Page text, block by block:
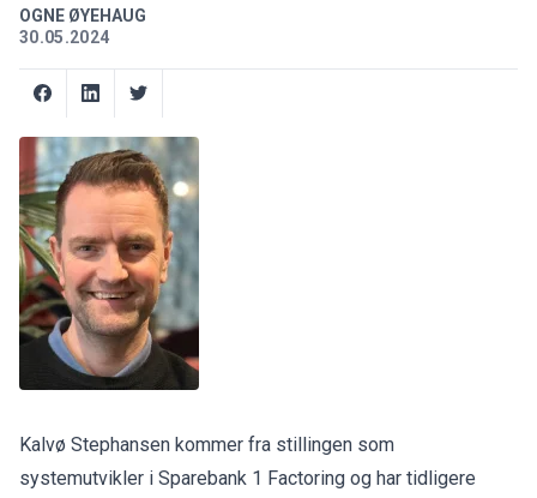
OGNE ØYEHAUG
30.05.2024
Kalvø Stephansen kommer fra stillingen som
systemutvikler i Sparebank 1 Factoring og har tidligere